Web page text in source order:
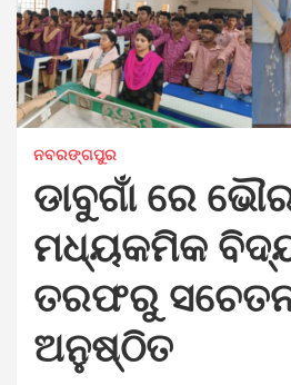
ନବରଙ୍ଗପୁର
ଡାବୁଗାଁ ରେ
ମଧ୍ୟକମିକ
ତରଫରୁ
ଅନୁଷ୍ଠିତ